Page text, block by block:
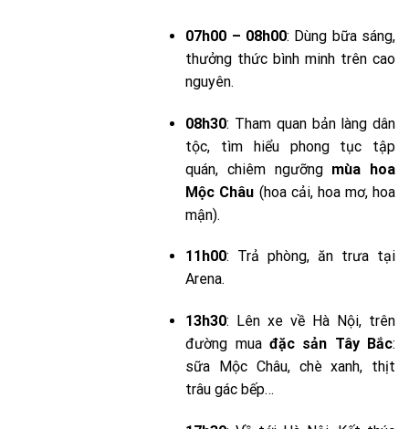
07h00 – 08h00: Dùng bữa sáng,
thưởng thức bình minh trên cao
nguyên.
08h30: Tham quan bản làng dân
tộc, tìm hiểu phong tục tập
quán, chiêm ngưỡng mùa hoa
Mộc Châu (hoa cải, hoa mơ, hoa
mận).
11h00: Trả phòng, ăn trưa tại
Arena.
13h30: Lên xe về Hà Nội, trên
đường muađặc sản Tây Bắc:
sữa Mộc Châu, chè xanh, thịt
trâu gác bếp…